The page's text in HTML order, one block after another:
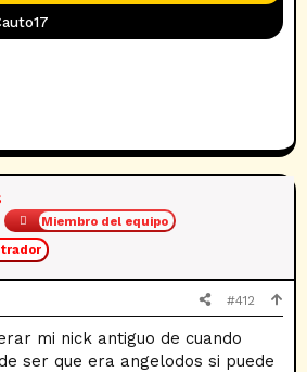
Miembro del equipo
#412
mi nick antiguo de cuando
ser que era angelodos si puede